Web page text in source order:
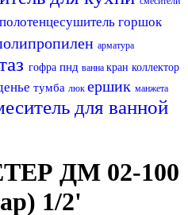
полотенцесушитель горшок
арматура
гофра пнд ванна кран коллектор
тумба люк ершик манжета
для ванной
ДМ 02-100
1/2'